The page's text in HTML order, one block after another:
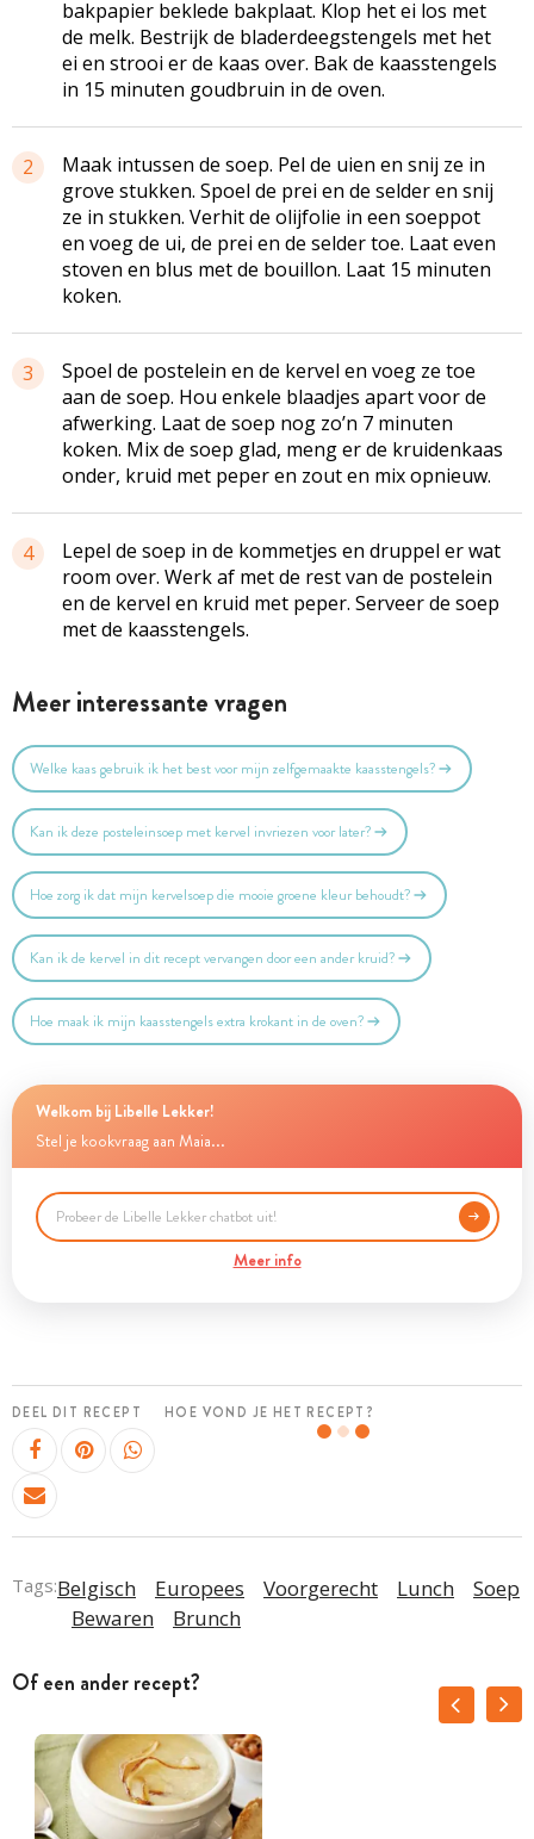
bakpapier beklede bakplaat. Klop het ei los met
de melk. Bestrijk de bladerdeegstengels met het
ei en strooi er de kaas over. Bak de kaasstengels
in 15 minuten goudbruin in de oven.
2
Maak intussen de soep. Pel de uien en snij ze in
grove stukken. Spoel de prei en de selder en snij
ze in stukken. Verhit de olijfolie in een soeppot
en voeg de ui, de prei en de selder toe. Laat even
stoven en blus met de bouillon. Laat 15 minuten
koken.
3
Spoel de postelein en de kervel en voeg ze toe
aan de soep. Hou enkele blaadjes apart voor de
afwerking. Laat de soep nog zo’n 7 minuten
koken. Mix de soep glad, meng er de kruidenkaas
onder, kruid met peper en zout en mix opnieuw.
4
Lepel de soep in de kommetjes en druppel er wat
room over. Werk af met de rest van de postelein
en de kervel en kruid met peper. Serveer de soep
met de kaasstengels.
Meer interessante vragen
Welke kaas gebruik ik het best voor mijn zelfgemaakte kaasstengels?
Kan ik deze posteleinsoep met kervel invriezen voor later?
Hoe zorg ik dat mijn kervelsoep die mooie groene kleur behoudt?
Kan ik de kervel in dit recept vervangen door een ander kruid?
Hoe maak ik mijn kaasstengels extra krokant in de oven?
Welkom bij Libelle Lekker!
Stel je kookvraag aan Maia...
Meer info
DEEL DIT RECEPT HOE VOND JE HET RECEPT?
Tags:Belgisch Europees Voorgerecht Lunch
Soep
Bewaren
Brunch
Of een ander recept?